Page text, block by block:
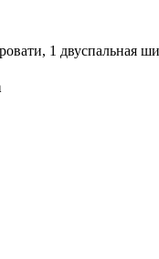
1 двуспальная